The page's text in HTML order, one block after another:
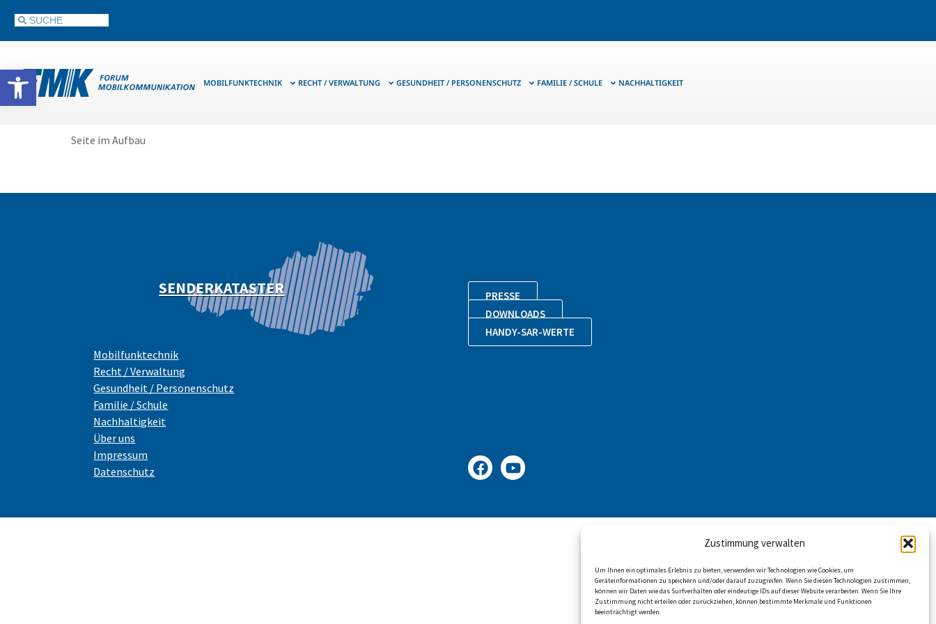
Werkzeugleiste öffnen
Zustimmung verwalten
Um Ihnen ein optimales Erlebnis zu bieten, verwenden wir Technologien wie Cookies, um
Geräteinformationen zu speichern und/oder darauf zuzugreifen. Wenn Sie diesen Technologien zustimmen,
können wir Daten wie das Surfverhalten oder eindeutige IDs auf dieser Website verarbeiten. Wenn Sie Ihre
Zustimmung nicht erteilen oder zurückziehen, können bestimmte Merkmale und Funktionen
beeinträchtigt werden.
MOBILFUNKTECHNIK RECHT / VERWALTUNG GESUNDHEIT / PERSONENSCHUTZ FAMILIE / SCHULE NACHHALTIGKEIT
Seite im Aufbau
SENDERKATASTER
PRESSE
DOWNLOADS
HANDY-SAR-WERTE
Mobilfunktechnik
Recht / Verwaltung
Gesundheit / Personenschutz
Familie / Schule
Nachhaltigkeit
Über uns
Impressum
Datenschutz